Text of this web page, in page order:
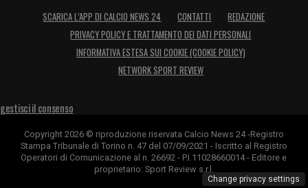
non mi hanno cercato mai. Ma mi piace
molto l’Italia, si mangia molto bene e ci
vengo spesso in vacanza».
SCARICA L’APP DI CALCIO NEWS 24 CONTATTI
REDAZIONE
PRIVACY POLICY E TRATTAMENTO DEI DATI PERSONALI
INFORMATIVA ESTESA SUI COOKIE (COOKIE POLICY)
NETWORK SPORT REVIEW
gestisci il consenso
Copyright 2026 © riproduzione riservata Calcio News 24 -Registro
Stampa Tribunale di Torino n. 47 del 07/09/2021 - Iscritto al Registro
Operatori di Comunicazione al n. 26692 - P.I.11028660014 - Editore e
proprietario: Sport Review s.r.l.
Change privacy settings